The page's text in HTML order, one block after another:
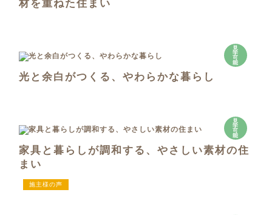
材を重ねた住まい
見
学
可
能
光と余白がつくる、やわらかな暮らし
見
学
可
能
家具と暮らしが調和する、やさしい素材の住
まい
施主様の声